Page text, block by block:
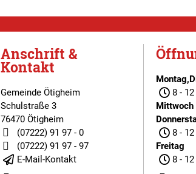
Anschrift &
Kontakt
Gemeinde Ötigheim
Schulstraße 3
76470 Ötigheim
(07222) 91 97 - 0
(07222) 91 97 - 97
E-Mail-Kontakt
8 -
Mittwoch
8 -
Freitag
8 -